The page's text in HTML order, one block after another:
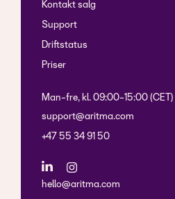
Kontakt salg
Support
Driftstatus
Priser
Man-fre, kl. 09:00-15:00 (CET)
support@aritma.com
+47 55 34 91 50
hello@aritma.com